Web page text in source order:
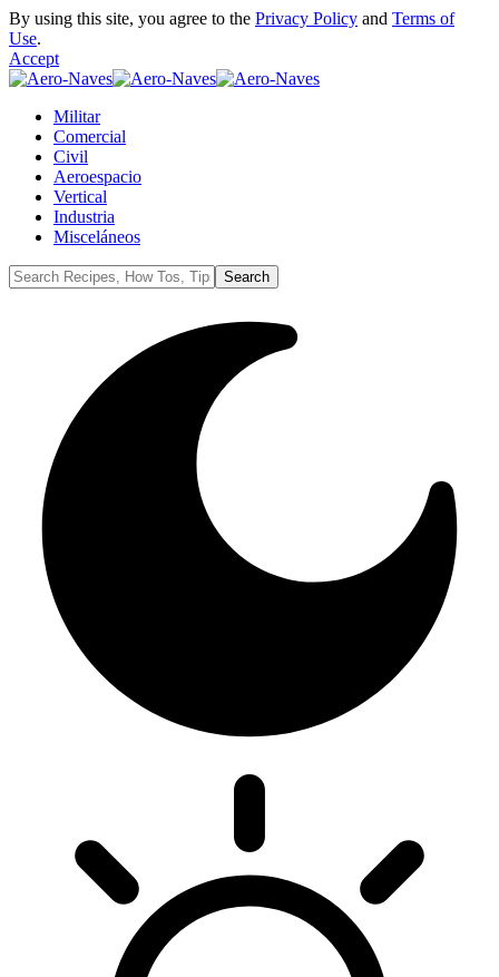
By using this site, you agree to the Privacy Policy and Terms of
Use.
Accept
Militar
Comercial
Civil
Aeroespacio
Vertical
Industria
Misceláneos